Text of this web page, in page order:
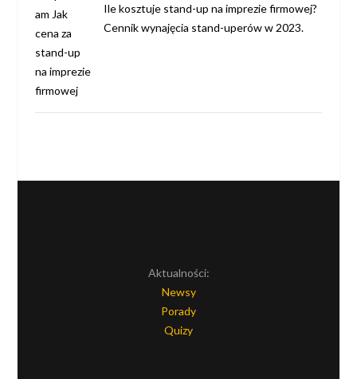
Ile kosztuje stand-up na imprezie firmowej?
Cennik wynajęcia stand-uperów w 2023.
Aktualności:
Newsy
Porady
Quizy